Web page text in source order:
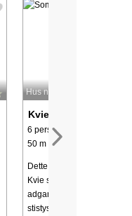
Hus nr: 36134
Kvie Sø
6 personer, 122 m²
50 m til kyst.
Dette sommerhus ligger
Kvie sø. Stor, velplejet
adgang til søen. Rundt om
stistystem, som indbyder